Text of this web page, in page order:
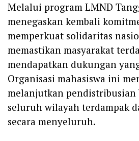
Melalui program LMND
menegaskan kembali
memperkuat solidaritas
memastikan masyarakat
mendapatkan dukungan
Organisasi mahasiswa ini
melanjutkan
seluruh wilayah terdampak
secara menyeluruh.